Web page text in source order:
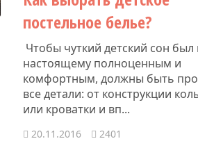
постельное белье?
Чтобы чуткий детский сон был
настоящему полноценным и
комфортным, должны быть
все детали: от конструкции
или кроватки и вп...
20.11.2016 2401